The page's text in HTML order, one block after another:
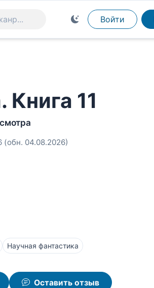
Войти
11
(обн. 04.08.2026)
Научная фантастика
Оставить отзыв